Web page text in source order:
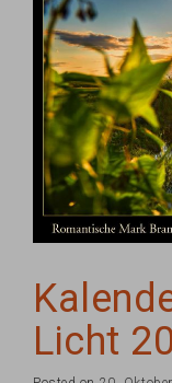
Licht